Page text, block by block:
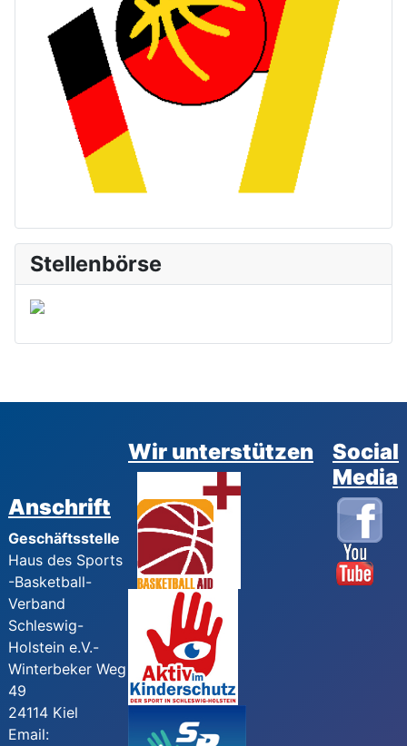
Stellenbörse
Anschrift
Geschäftsstelle
Haus des Sports
-Basketball-
Verband
Schleswig-
Holstein e.V.-
Winterbeker Weg
49
24114 Kiel
Email:
Wir unterstützen
Social
Media